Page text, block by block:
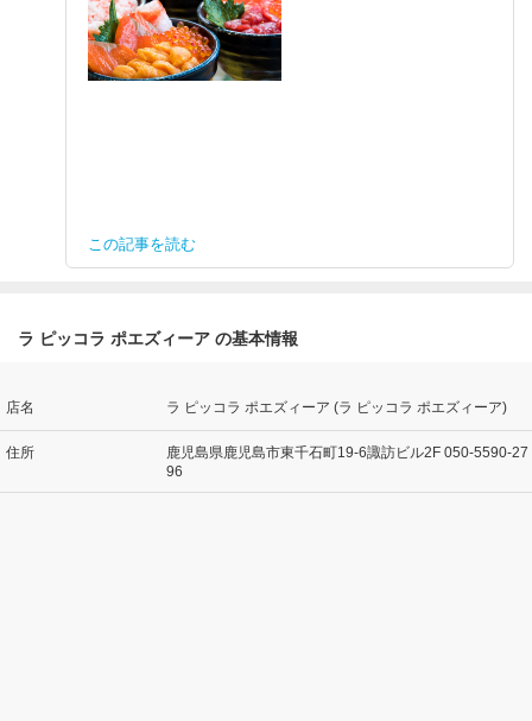
この記事を読む
ラ ピッコラ ポエズィーア の基本情報
店名 ラ ピッコラ ポエズィーア (ラ ピッコラ ポエズィーア)
住所
鹿児島県鹿児島市東千石町19-6諏訪ビル2F 050-5590-27
96